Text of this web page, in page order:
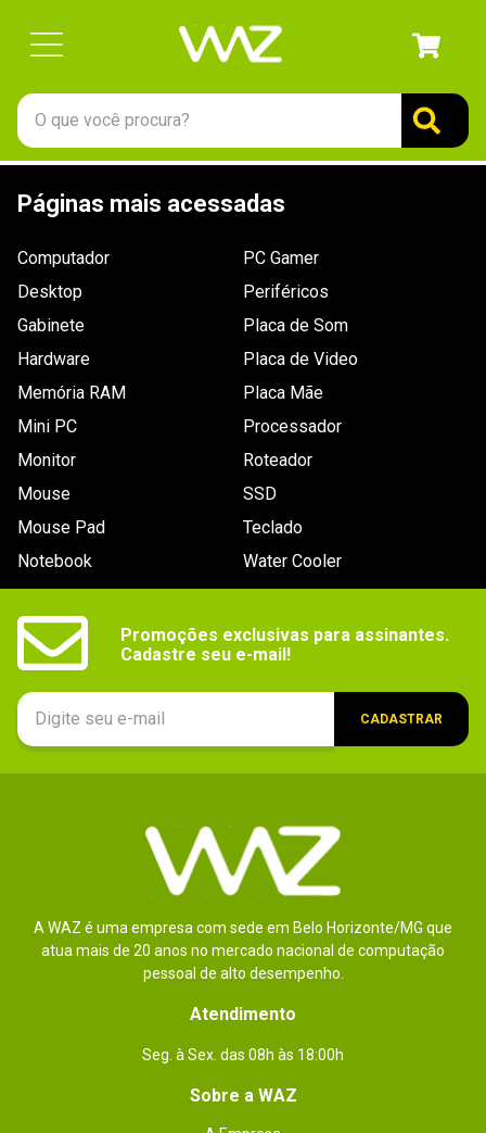
O que você procura?
Páginas mais acessadas
Computador
Desktop
Gabinete
Hardware
Memória RAM
Mini PC
Monitor
Mouse
Mouse Pad
Notebook
PC Gamer
Periféricos
Placa de Som
Placa de Video
Placa Mãe
Processador
Roteador
SSD
Teclado
Water Cooler
Promoções exclusivas para assinantes.
Cadastre seu e-mail!
CADASTRAR
A WAZ é uma empresa com sede em Belo Horizonte/MG que
atua mais de 20 anos no mercado nacional de computação
pessoal de alto desempenho.
Atendimento
Seg. à Sex. das 08h às 18:00h
Sobre a WAZ
1º
gabinete
ssd
teclado
openbox
mouse
jonsbo
controle